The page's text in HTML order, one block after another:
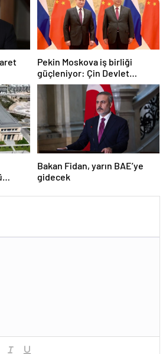
Pekin Moskova iş birliği
güçleniyor: Çin Devlet
Başkanı Zafer Günü için
Rusya’da olacak
dev
Bakan Fidan, yarın BAE’ye
gidecek